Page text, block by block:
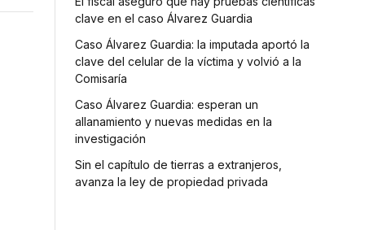
clave en el caso Álvarez Guardia
Caso Álvarez Guardia: la imputada aportó la
clave del celular de la víctima y volvió a la
Comisaría
Caso Álvarez Guardia: esperan un
allanamiento y nuevas medidas en la
investigación
Sin el capítulo de tierras a extranjeros,
avanza la ley de propiedad privada